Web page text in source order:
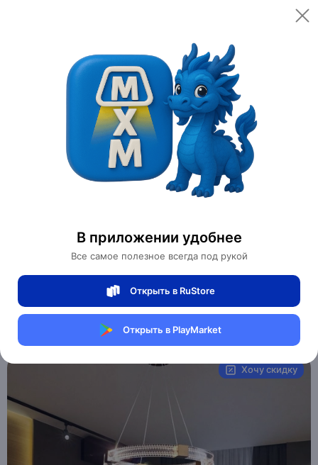
В приложении удобнее
Все самое полезное всегда под рукой
Открыть в RuStore
Открыть в PlayMarket
Открыть
Категории Светильники
Люстры
120*100, металл, LED
Магазин Table lamps
MXM4660977680
Хочу скидку